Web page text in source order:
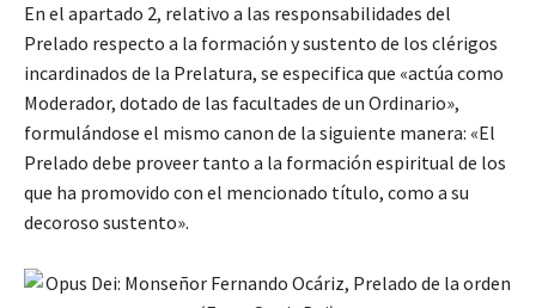
En el apartado 2, relativo a las responsabilidades del
Prelado respecto a la formación y sustento de los clérigos
incardinados de la Prelatura, se especifica que «actúa como
Moderador, dotado de las facultades de un Ordinario»,
formulándose el mismo canon de la siguiente manera: «El
Prelado debe proveer tanto a la formación espiritual de los
que ha promovido con el mencionado título, como a su
decoroso sustento».